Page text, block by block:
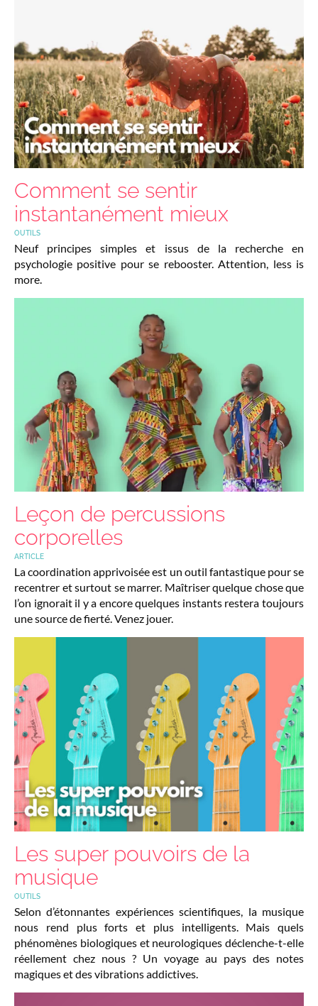
Comment se sentir
instantanément mieux
OUTILS
Neuf principes simples et issus de la recherche en
psychologie positive pour se rebooster. Attention, less is
more.
Leçon de percussions
corporelles
ARTICLE
La coordination apprivoisée est un outil fantastique pour se
recentrer et surtout se marrer. Maîtriser quelque chose que
l’on ignorait il y a encore quelques instants restera toujours
une source de fierté. Venez jouer.
Les super pouvoirs de la
musique
OUTILS
Selon d’étonnantes expériences scientifiques, la musique
nous rend plus forts et plus intelligents. Mais quels
phénomènes biologiques et neurologiques déclenche-t-elle
réellement chez nous ? Un voyage au pays des notes
magiques et des vibrations addictives.